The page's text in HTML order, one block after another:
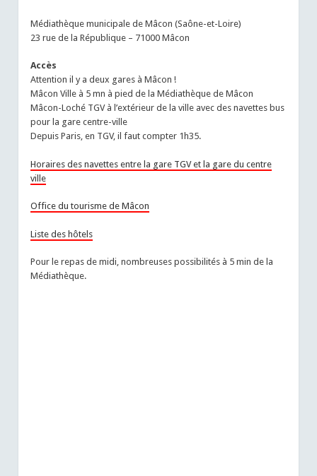
Médiathèque municipale de Mâcon (Saône-et-Loire)
23 rue de la République – 71000 Mâcon
Accès
Attention il y a deux gares à Mâcon !
Mâcon Ville à 5 mn à pied de la Médiathèque de Mâcon
Mâcon-Loché TGV à l’extérieur de la ville avec des navettes bus
pour la gare centre-ville
Depuis Paris, en TGV, il faut compter 1h35.
Horaires des navettes entre la gare TGV et la gare du centre
ville
Office du tourisme de Mâcon
Liste des hôtels
Pour le repas de midi, nombreuses possibilités à 5 min de la
Médiathèque.